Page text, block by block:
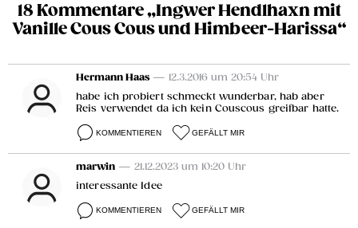
18 Kommentare „Ingwer Hendlhaxn mit
Vanille Cous Cous und Himbeer-Harissa“
Hermann Haas — 12.3.2016 um 20:54 Uhr
habe ich probiert schmeckt wunderbar, hab aber
Reis verwendet da ich kein Couscous greifbar hatte.
KOMMENTIEREN GEFÄLLT MIR
marwin — 21.12.2023 um 10:20 Uhr
interessante Idee
KOMMENTIEREN GEFÄLLT MIR